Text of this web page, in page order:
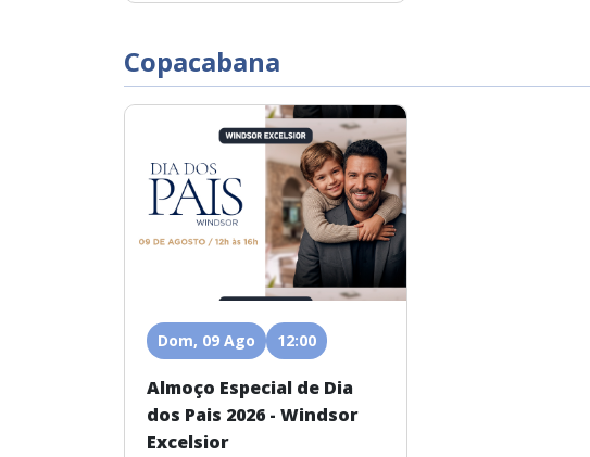
Copacabana
Dom, 09 Ago 12:00
Almoço Especial de Dia
dos Pais 2026 - Windsor
Excelsior